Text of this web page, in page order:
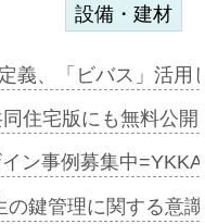
設備・建材
義、「ビバス」活
住宅版にも無料公
イン事例募集中
の鍵管理に関する意